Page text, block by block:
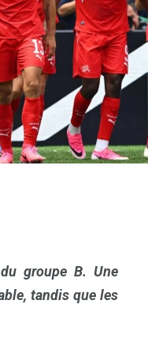
groupe B. Une
tandis que les